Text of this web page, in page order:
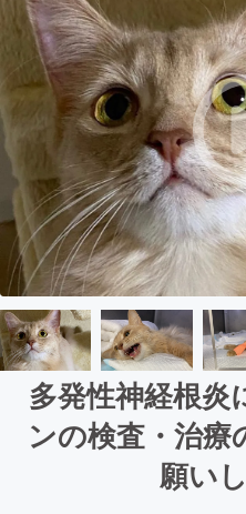
多発性神経根炎
ンの検査・治
願い